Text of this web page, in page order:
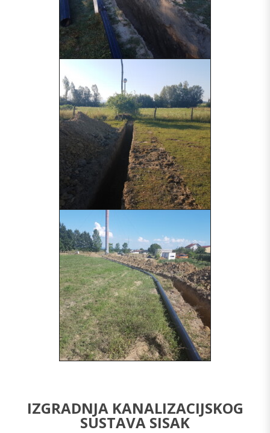
IZGRADNJA KANALIZACIJSKOG
SUSTAVA SISAK